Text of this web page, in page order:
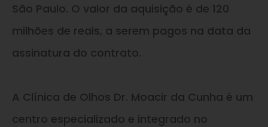
São Paulo. O valor da aquisição é de 120
milhões de reais, a serem pagos na data da
assinatura do contrato.
A Clínica de Olhos Dr. Moacir da Cunha é um
centro especializado e integrado no